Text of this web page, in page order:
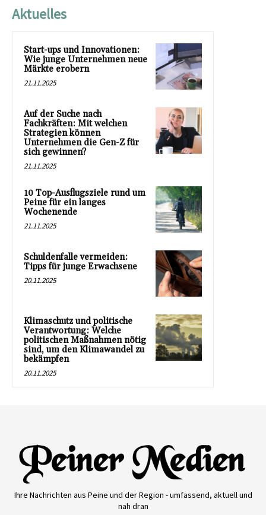
Aktuelles
Start-ups und Innovationen:
Wie junge Unternehmen neue
Märkte erobern
21.11.2025
Auf der Suche nach
Fachkräften: Mit welchen
Strategien können
Unternehmen die Gen-Z für
sich gewinnen?
21.11.2025
10 Top-Ausflugsziele rund um
Peine für ein langes
Wochenende
21.11.2025
Schuldenfalle vermeiden:
Tipps für junge Erwachsene
20.11.2025
Klimaschutz und politische
Verantwortung: Welche
politischen Maßnahmen nötig
sind, um den Klimawandel zu
bekämpfen
20.11.2025
Ihre Nachrichten aus Peine und der Region - umfassend, aktuell und
nah dran